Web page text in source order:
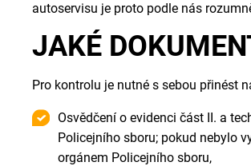
autoservisu je proto podle nás
JAKÉ
Pro kontrolu je nutné s sebou přinést
Osvědčení o evidenci část II. a
Policejního sboru; pokud nebylo
orgánem Policejního sboru,